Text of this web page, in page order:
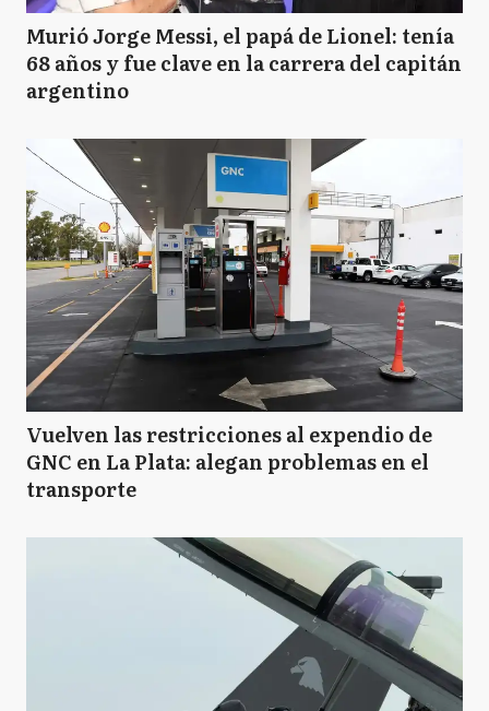
Murió Jorge Messi, el papá de Lionel: tenía
68 años y fue clave en la carrera del capitán
argentino
Vuelven las restricciones al expendio de
GNC en La Plata: alegan problemas en el
transporte